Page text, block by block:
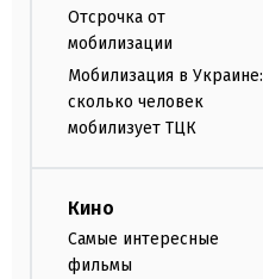
Отсрочка от
мобилизации
Мобилизация в Украине:
сколько человек
мобилизует ТЦК
Кино
Самые интересные
фильмы